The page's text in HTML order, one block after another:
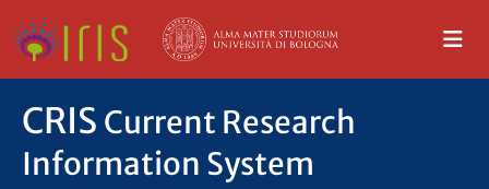
CRIS Current Research
Information System